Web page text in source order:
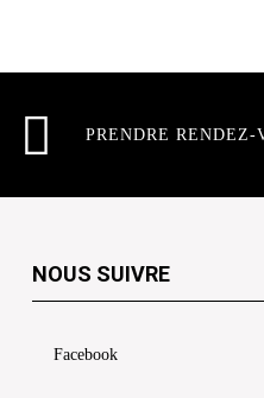
PRENDRE
NOUS SUIVRE
Facebook